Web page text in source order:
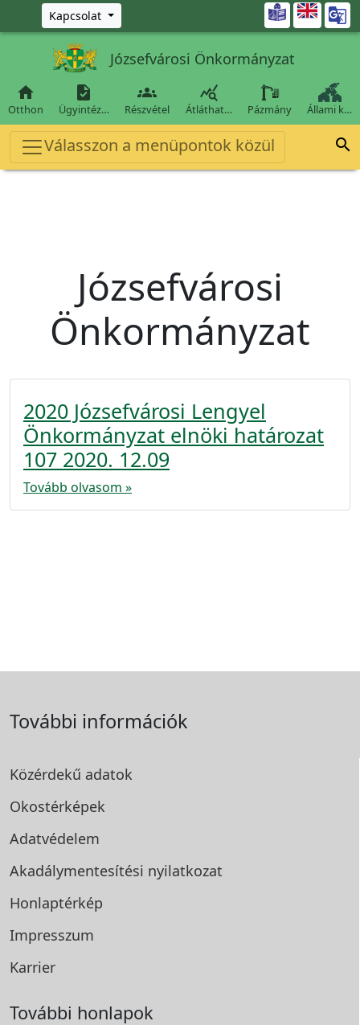
Ugrás a fő tartalomra
Kapcsolat 
Józsefvárosi Önkormányzat

Otthon

Ügyintéz…

Részvétel

Átláthat… Pázmány Állami k…
Válasszon a menüpontok közül 
Józsefvárosi
Önkormányzat
2020 Józsefvárosi Lengyel
Önkormányzat elnöki határozat
107 2020. 12.09
Tovább olvasom »
További információk
Közérdekű adatok
Okostérképek
Adatvédelem
Akadálymentesítési nyilatkozat
Honlaptérkép
Impresszum
Karrier
További honlapok